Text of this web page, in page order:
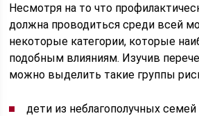
Несмотря на то что
должна проводиться среди всей
некоторые категории, которые
подобным влияниям. Изучив
можно выделить такие группы
дети из неблагополучных